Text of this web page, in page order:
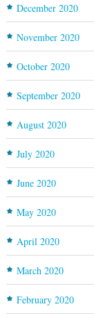
December 2020
November 2020
October 2020
September 2020
August 2020
July 2020
June 2020
May 2020
April 2020
March 2020
February 2020